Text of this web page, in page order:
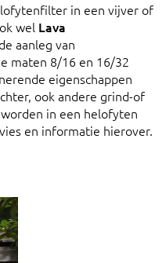
in een vijver of
wel Lava
aanleg van
maten 8/16 en 16/32
eigenschappen
ook andere grind-of
in een helofyten
en informatie hierover.